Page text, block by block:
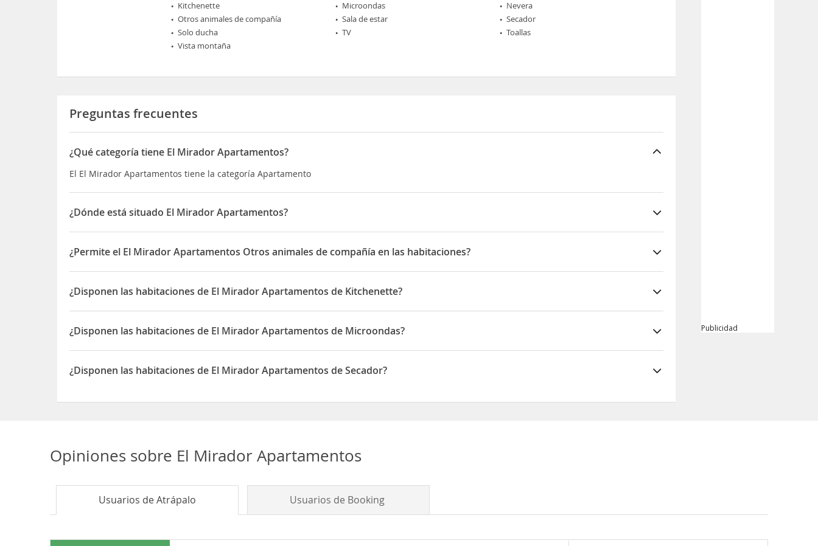
Kitchenette
Microondas
Nevera
Otros animales de compañía
Sala de estar
Secador
Solo ducha
TV
Toallas
Vista montaña
Preguntas frecuentes
¿Qué categoría tiene El Mirador Apartamentos?
El El Mirador Apartamentos tiene la categoría Apartamento
¿Dónde está situado El Mirador Apartamentos?
El El Mirador Apartamentos está situado en Puente la Gaznata, 4
¿Permite el El Mirador Apartamentos Otros animales de compañía en las habitaciones?
Sí, el El Mirador Apartamentos permite Otros animales de compañía en las habitaciones
¿Disponen las habitaciones de El Mirador Apartamentos de Kitchenette?
Sí, las habitaciones del El Mirador Apartamentos disponen de Kitchenette
¿Disponen las habitaciones de El Mirador Apartamentos de Microondas?
Sí, las habitaciones del El Mirador Apartamentos disponen de Microondas
¿Disponen las habitaciones de El Mirador Apartamentos de Secador?
Publicidad
Opiniones sobre El Mirador Apartamentos
Usuarios deAtrápalo Usuarios de Booking